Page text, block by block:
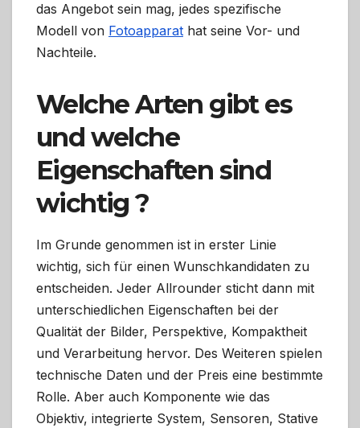
das Angebot sein mag, jedes spezifische
Modell von Fotoapparat hat seine Vor- und
Nachteile.
Welche Arten gibt es
und welche
Eigenschaften sind
wichtig ?
Im Grunde genommen ist in erster Linie
wichtig, sich für einen Wunschkandidaten zu
entscheiden. Jeder Allrounder sticht dann mit
unterschiedlichen Eigenschaften bei der
Qualität der Bilder, Perspektive, Kompaktheit
und Verarbeitung hervor. Des Weiteren spielen
technische Daten und der Preis eine bestimmte
Rolle. Aber auch Komponente wie das
Objektiv, integrierte System, Sensoren, Stative